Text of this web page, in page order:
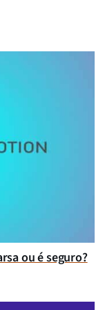
ou é seguro?